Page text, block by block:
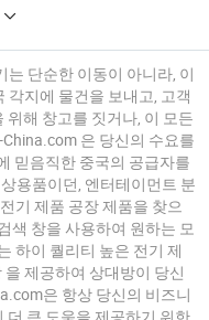
단순한 이동이 아니라, 이
각지에 물건을 보내고, 고객
해 창고를 짓거나, 이 모든
은 당신의 수요를
믿음직한 중국의 공급자를
용품이던, 엔터테이먼트 분
기 제품 공장 제품을 찾으
색 창을 사용하여 원하는 모
하이 퀄리티 높은 전기 제
제공하여 상대방이 당신
은 항상 당신의 비즈니